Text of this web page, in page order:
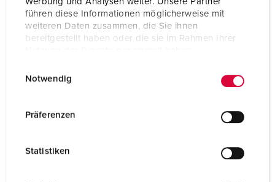
führen diese Informationen möglicherweise mit
weiteren Daten zusammen, die Sie ihnen
bereitgestellt haben oder die sie im Rahmen Ihrer
Notwendig
Präferenzen
Statistiken